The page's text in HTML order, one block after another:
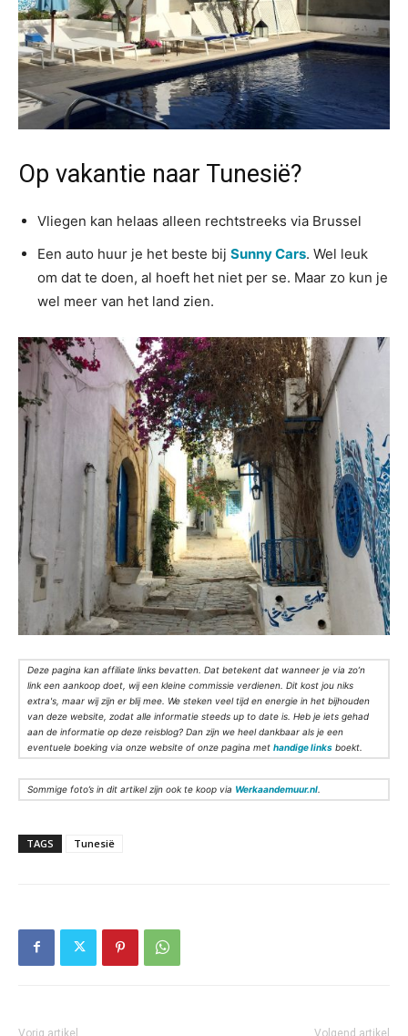
Op vakantie naar Tunesië?
Vliegen kan helaas alleen rechtstreeks via Brussel
Een auto huur je het beste bij Sunny Cars. Wel leuk
om dat te doen, al hoeft het niet per se. Maar zo kun je
wel meer van het land zien.
Deze pagina kan affiliate links bevatten. Dat betekent dat wanneer je via zo’n
link een aankoop doet, wij een kleine commissie verdienen. Dit kost jou niks
extra's, maar wij zijn er blij mee. We steken veel tijd en energie in het bijhouden
van deze website, zodat alle informatie steeds up to date is. Heb je iets gehad
aan de informatie op deze reisblog? Dan zijn we heel dankbaar als je een
eventuele boeking via onze website of onze pagina met handige links boekt.
Sommige foto’s in dit artikel zijn ook te koop via Werkaandemuur.nl
TAGS Tunesië
Vorig artikel Volgend artikel